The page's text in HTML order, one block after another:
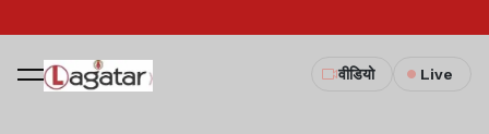
वीडियो Live